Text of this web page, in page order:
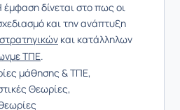
δίνεται στο πως οι
και την ανάπτυξη
και κατάλληλων
με ΤΠΕ.
μάθησης & ΤΠΕ,
Θεωρίες,